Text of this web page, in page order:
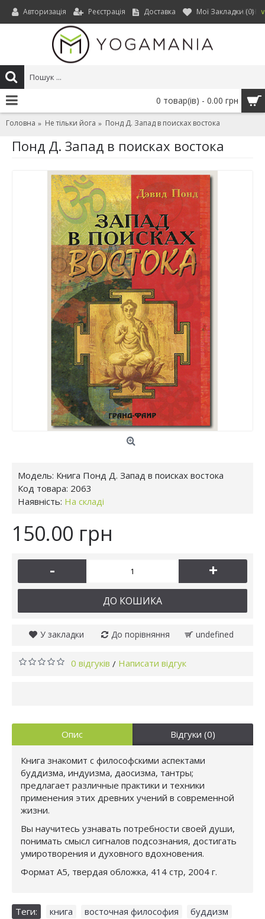
UAH ∨
Авторизація Реєстрація Доставка Мої Закладки (0)
0 товар(ів) - 0.00 грн
Головна Не тільки йога Понд Д. Запад в поисках востока
Понд Д. Запад в поисках востока
Модель: Книга Понд Д. Запад в поисках востока
Код товара: 2063
Наявність: На складі
150.00 грн
- +
ДО КОШИКА
У закладки До порівняння undefined
0 відгуків / Написати відгук
Опис Відгуки (0)
Книга знакомит с философскими аспектами
буддизма, индуизма, даосизма, тантры;
предлагает различные практики и техники
применения этих древних учений в современной
жизни.
Вы научитесь узнавать потребности своей души,
понимать смысл сигналов подсознания, достигать
умиротворения и духовного вдохновения.
Формат А5, твердая обложка, 414 стр, 2004 г.
Теги: книга восточная философия буддизм